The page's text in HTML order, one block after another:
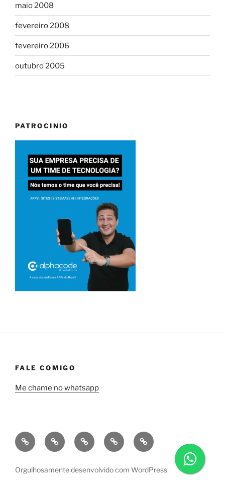
maio 2008
fevereiro 2008
fevereiro 2006
outubro 2005
PATROCINIO
FALE COMIGO
Me chame no whatsapp
Quem
sou
Minha
empresa
Contrate
uma
Soluções
financeiras
Tecnologia
Orgulhosamente desenvolvido com WordPress